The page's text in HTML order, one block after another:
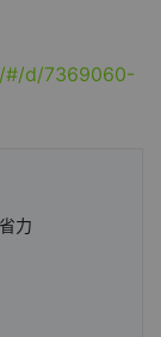
#/d/7369060-
力